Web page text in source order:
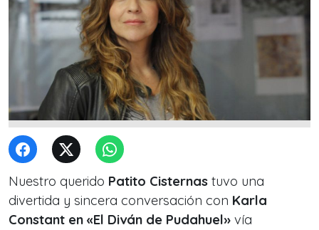
Nuestro querido Patito Cisternas tuvo una
divertida y sincera conversación con Karla
Constant en «El Diván de Pudahuel» vía